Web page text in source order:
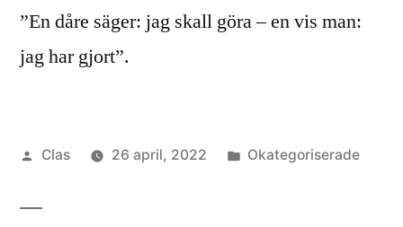
”En dåre säger: jag skall göra – en vis man:
jag har gjort”.
Publicerat
Clas 26 april, 2022
Publicerat
Okategoriserade